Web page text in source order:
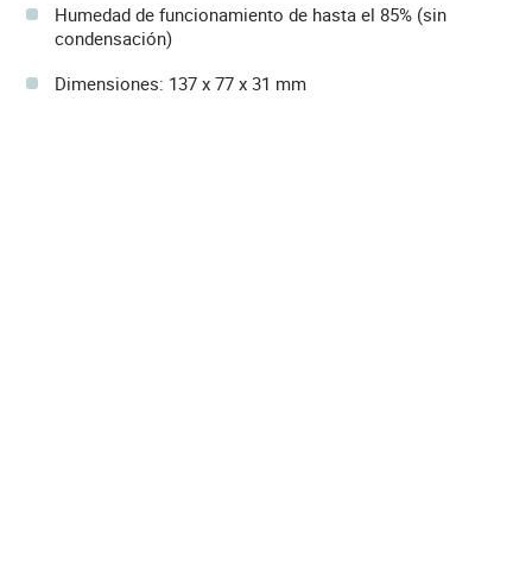
Humedad de funcionamiento de hasta el 85% (sin
condensación)
Dimensiones: 137 x 77 x 31 mm